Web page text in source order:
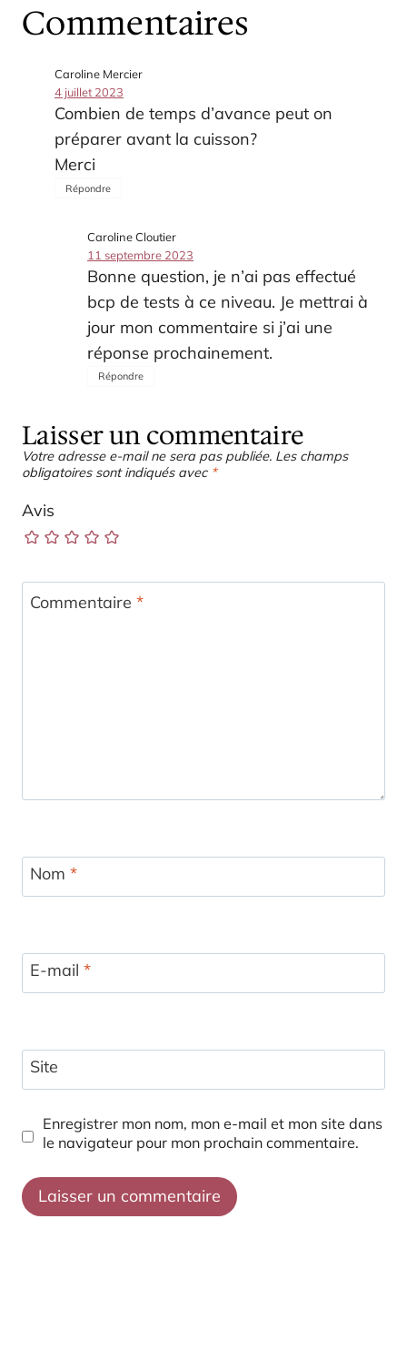
Commentaires
Caroline Mercier
4 juillet 2023
Combien de temps d’avance peut on
préparer avant la cuisson?
Merci
Répondre
Caroline Cloutier
11 septembre 2023
Bonne question, je n’ai pas effectué
bcp de tests à ce niveau. Je mettrai à
jour mon commentaire si j’ai une
réponse prochainement.
Répondre
Laisser un commentaire
Votre adresse e-mail ne sera pas publiée. Les champs
obligatoires sont indiqués avec *
Avis
Commentaire *
Nom *
E-mail *
Site
Enregistrer mon nom, mon e-mail et mon site dans
le navigateur pour mon prochain commentaire.